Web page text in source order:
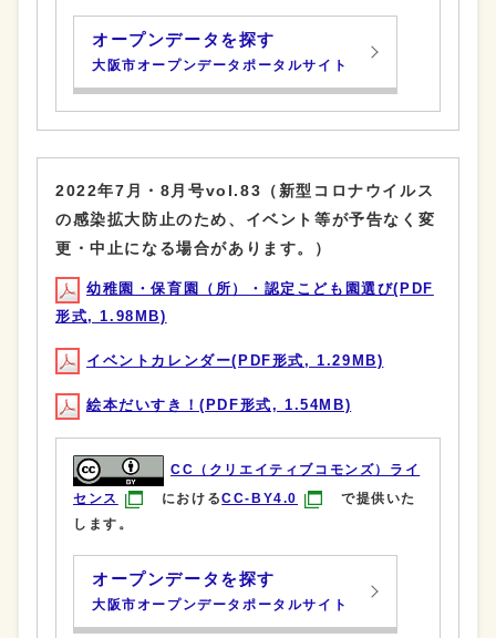
オープンデータを探す
大阪市オープンデータポータルサイト
2022年7月・8月号vol.83（新型コロナウイルス
の感染拡大防止のため、イベント等が予告なく変
更・中止になる場合があります。）
幼稚園・保育園（所）・認定こども園選び(PDF
形式, 1.98MB)
イベントカレンダー(PDF形式, 1.29MB)
絵本だいすき！(PDF形式, 1.54MB)
CC（クリエイティブコモンズ）ライ
センス
におけるCC-BY4.0
で提供いた
します。
オープンデータを探す
大阪市オープンデータポータルサイト